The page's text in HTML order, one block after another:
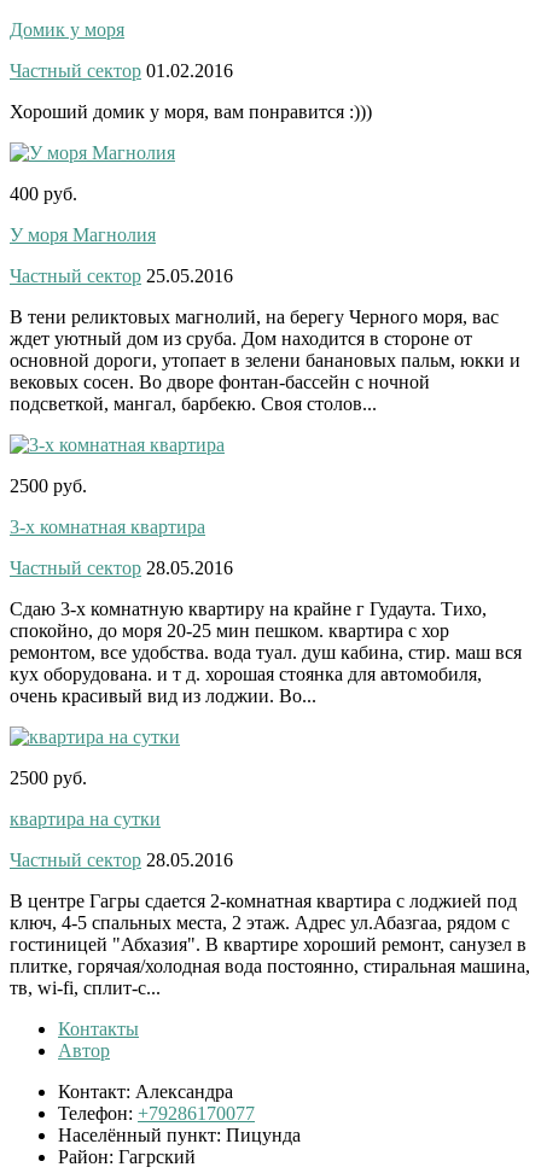
Домик у моря
Частный сектор 01.02.2016
Хороший домик у моря, вам понравится :)))
400 руб.
У моря Магнолия
Частный сектор 25.05.2016
В тени реликтовых магнолий, на берегу Черного моря, вас
ждет уютный дом из сруба. Дом находится в стороне от
основной дороги, утопает в зелени банановых пальм, юкки и
вековых сосен. Во дворе фонтан-бассейн с ночной
подсветкой, мангал, барбекю. Своя столов...
2500 руб.
3-х комнатная квартира
Частный сектор 28.05.2016
Сдаю 3-х комнатную квартиру на крайне г Гудаута. Тихо,
спокойно, до моря 20-25 мин пешком. квартира с хор
ремонтом, все удобства. вода туал. душ кабина, стир. маш вся
кух оборудована. и т д. хорошая стоянка для автомобиля,
очень красивый вид из лоджии. Во...
2500 руб.
квартира на сутки
Частный сектор 28.05.2016
В центре Гагры сдается 2-комнатная квартира с лоджией под
ключ, 4-5 спальных места, 2 этаж. Адрес ул.Абазгаа, рядом с
гостиницей "Абхазия". В квартире хороший ремонт, санузел в
плитке, горячая/холодная вода постоянно, стиральная машина,
тв, wi-fi, сплит-с...
Контакты
Автор
Контакт: Александра
Телефон: +79286170077
Населённый пункт: Пицунда
Район: Гагрский